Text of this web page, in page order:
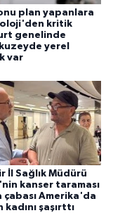
plan yapanlara
kritik
genelinde
yerel
var
İl Sağlık Müdürü
kanser taraması
çabası Amerika'da
kadını şaşırttı